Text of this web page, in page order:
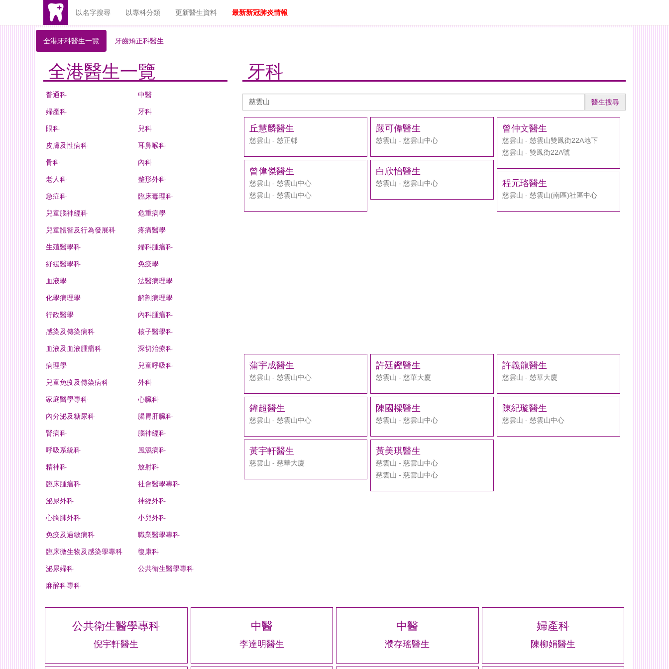
以名字搜尋 以專科分類 更新醫生資料 最新新冠肺炎情報
全港牙科醫生一覽 牙齒矯正科醫生
全港醫生一覽
普通科 中醫
婦產科 牙科
眼科 兒科
皮膚及性病科 耳鼻喉科
骨科 內科
老人科 整形外科
急症科 臨床毒理科
兒童腦神經科 危重病學
兒童體智及行為發展科 疼痛醫學
生殖醫學科 婦科腫瘤科
紓緩醫學科 免疫學
血液學 法醫病理學
化學病理學 解剖病理學
行政醫學 內科腫瘤科
感染及傳染病科 核子醫學科
血液及血液腫瘤科 深切治療科
病理學 兒童呼吸科
兒童免疫及傳染病科 外科
家庭醫學專科 心臟科
內分泌及糖尿科 腸胃肝臟科
腎病科 腦神經科
呼吸系統科 風濕病科
精神科 放射科
臨床腫瘤科 社會醫學專科
泌尿外科 神經外科
心胸肺外科 小兒外科
免疫及過敏病科 職業醫學專科
臨床微生物及感染學專科 復康科
泌尿婦科 公共衛生醫學專科
麻醉科專科
牙科
生
醫生搜尋
丘慧麟醫生
慈雲山 - 慈正邨
嚴可偉醫生
慈雲山 - 慈雲山中心
曾仲文醫生
慈雲山 - 慈雲山雙鳳街22A地下
慈雲山 - 雙鳳街22A號
曾偉傑醫生
慈雲山 - 慈雲山中心
慈雲山 - 慈雲山中心
白欣怡醫生
慈雲山 - 慈雲山中心 程元珞醫生
慈雲山 - 慈雲山(南區)社區中心
蒲宇成醫生
慈雲山 - 慈雲山中心
許廷鏗醫生
慈雲山 - 慈華大廈
許義龍醫生
慈雲山 - 慈華大廈
鐘超醫生
慈雲山 - 慈雲山中心
陳國樑醫生
慈雲山 - 慈雲山中心
陳紀璇醫生
慈雲山 - 慈雲山中心
黃宇軒醫生
慈雲山 - 慈華大廈
黃美琪醫生
慈雲山 - 慈雲山中心
慈雲山 - 慈雲山中心
公共衛生醫學專科
倪宇軒醫生
中醫
李達明醫生
中醫
濮存瑤醫生
婦產科
陳柳娟醫生